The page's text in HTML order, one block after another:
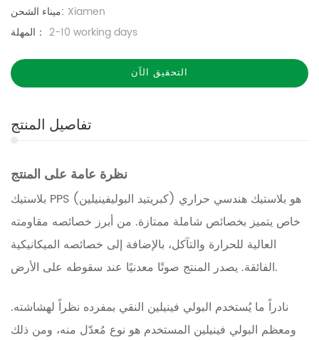
ميناء الشحن: Xiamen
المهلة： 2-10 working days
التحقيق الآن
تفاصيل المنتج
نظرة عامة على المنتج
بلاستيك PPS (كبريتيد البوليفينيلين) هو بلاستيك هندسي حراري
خاص يتميز بخصائص شاملة ممتازة. من أبرز خصائصه مقاومته
العالية للحرارة والتآكل، بالإضافة إلى خصائصه الميكانيكية
الفائقة. يصدر المنتج صوتًا معدنيًا عند سقوطه على الأرض.
نادراً ما يُستخدم البولي فينيلين النقي بمفرده نظراً لهشاشته.
ومعظم البولي فينيلين المستخدم هو نوع مُعدّل منه، ومن ذلك